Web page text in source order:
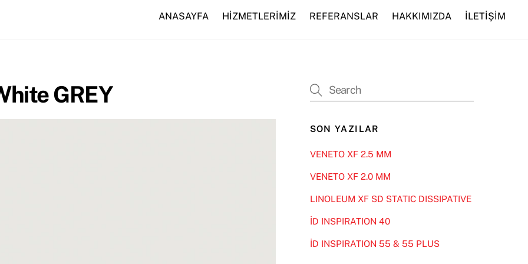
ANASAYFA HİZMETLERİMİZ REFERANSLAR HAKKIMIZDA İLETİŞİM
GREY
SON YAZILAR
VENETO XF 2.5 MM
VENETO XF 2.0 MM
LINOLEUM XF SD STATIC DISSIPATIVE
İD INSPIRATION 40
İD INSPIRATION 55 & 55 PLUS